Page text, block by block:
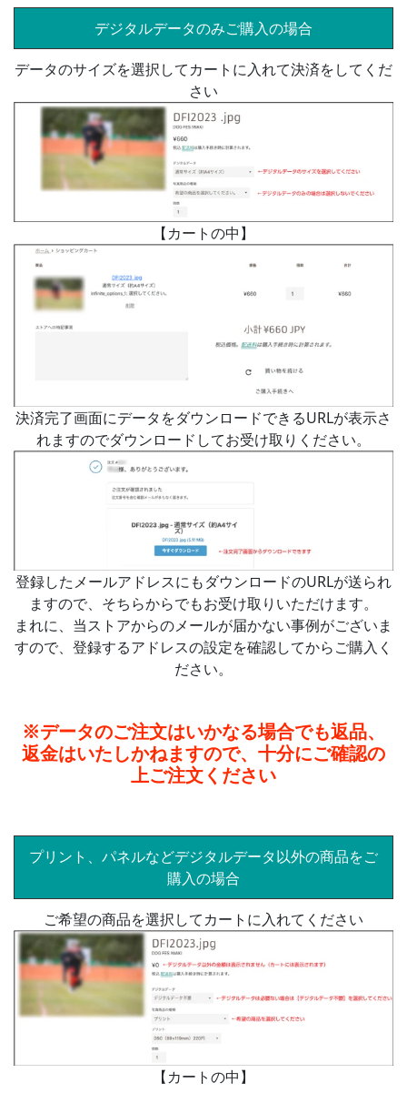
デジタルデータのみご購入の場合
データのサイズを選択してカートに入れて決済をしてくだ
さい
【カートの中】
決済完了画面にデータをダウンロードできるURLが表示さ
れますのでダウンロードしてお受け取りください。
登録したメールアドレスにもダウンロードのURLが送られ
ますので、そちらからでもお受け取りいただけます。
まれに、当ストアからのメールが届かない事例がございま
すので、登録するアドレスの設定を確認してからご購入く
ださい。
※データのご注文はいかなる場合でも返品、
返金はいたしかねますので、十分にご確認の
上ご注文ください
プリント、パネルなどデジタルデータ以外の商品をご
購入の場合
ご希望の商品を選択してカートに入れてください
【カートの中】